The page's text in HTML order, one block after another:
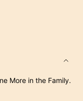
More in the Family.